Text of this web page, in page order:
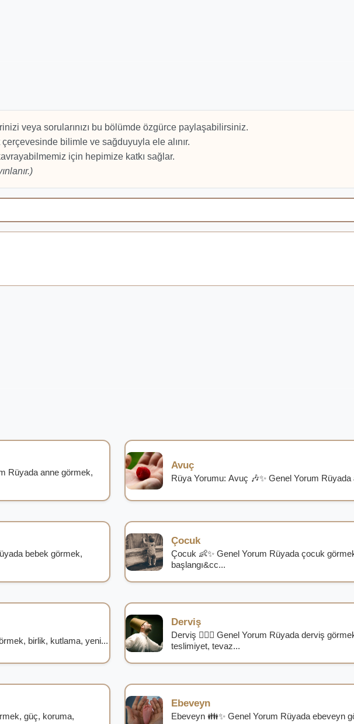
veya sorularınızı bu bölümde özgürce paylaşabilirsiniz.
bilimle ve sağduyuyla ele alınır.
için hepimize katkı sağlar.
Rüyada anne görmek,
Avuç
Rüya Yorumu: Avuç 🎶✨ Genel Yorum
bebek görmek,
Çocuk
Çocuk 👶✨ Genel Yorum Rüyada çocuk
başlangı&cc...
birlik, kutlama, yeni...
Derviş
Derviş 🧙‍♂️✨ Genel Yorum Rüyada derviş
teslimiyet, tevaz...
güç, koruma,
Ebeveyn
Ebeveyn 👪✨ Genel Yorum Rüyada ebeveyn